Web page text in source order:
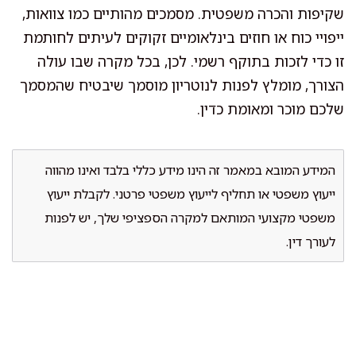
שקיפות והכרה משפטית. מסמכים מהותיים כמו צוואות,
ייפויי כוח או חוזים בינלאומיים זקוקים לעיתים לחותמת
זו כדי לזכות בתוקף רשמי. לכן, בכל מקרה שבו עולה
הצורך, מומלץ לפנות לנוטריון מוסמך שיבטיח שהמסמך
שלכם מוכר ומאומת כדין.
המידע המובא במאמר זה הינו מידע כללי בלבד ואינו מהווה
ייעוץ משפטי או תחליף לייעוץ משפטי פרטני. לקבלת ייעוץ
משפטי מקצועי המותאם למקרה הספציפי שלך, יש לפנות
לעורך דין.